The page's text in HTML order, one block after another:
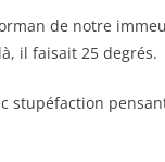
de notre
il faisait 25 degrés.
stupéfaction